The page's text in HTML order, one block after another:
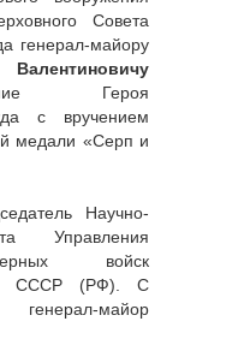
Совета
генерал-майору
Героя
с вручением
медали «Серп и
Научно-
Управления
войск
СССР (РФ). С
майор